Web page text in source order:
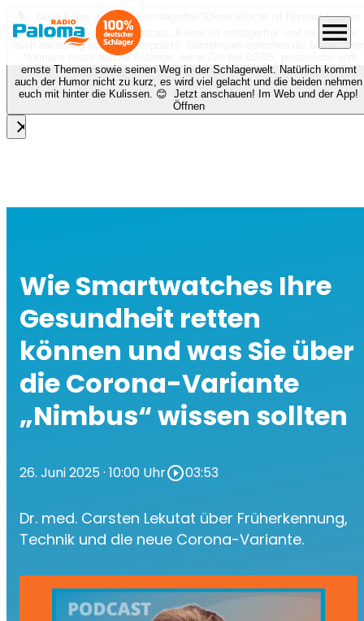
🎙️✨ Neue Folge „Keiner ist schlagerfrei“!
Diese Woche ist Norman Langen
bei Nora zu Gast beim Podcast „Keiner ist schlagerfrei“ und es erwartet
euch ein richtig schönes Gespräch! Gemeinsam sprechen die beiden über
Normans musikalische Anfänge, seine Zeit bei DSDS, persönliche und
ernste Themen sowie seinen Weg in der Schlagerwelt. Natürlich kommt
auch der Humor nicht zu kurz, es wird viel gelacht und die beiden nehmen
euch mit hinter die Kulissen. 😊 Jetzt anschauen! Im Web und der App!
Öffnen
close
menu
Wie Smartwatches Ihre
Gesundheit retten
können und was Sie über
die Corona-Variante
„Nimbus“ wissen sollten
26. Juni 2025· 10:00 Uhrplay_circle_outline03:53
Dr. med. Carsten Lekutat über Früherkennung,
Technik und die neue Corona-Variante.